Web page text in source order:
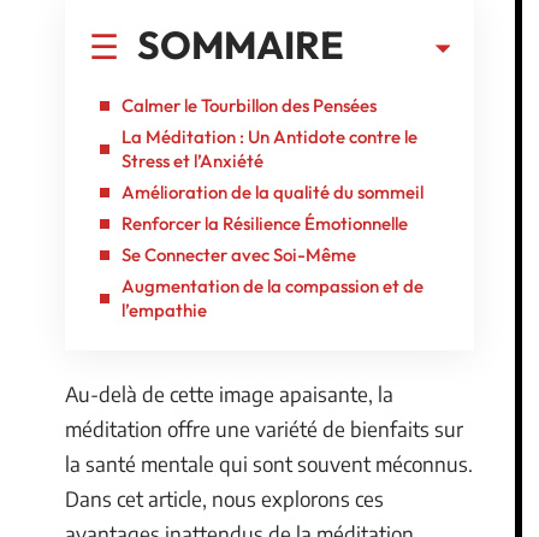
SOMMAIRE
Calmer le Tourbillon des Pensées
La Méditation : Un Antidote contre le
Stress et l’Anxiété
Amélioration de la qualité du sommeil
Renforcer la Résilience Émotionnelle
Se Connecter avec Soi-Même
Augmentation de la compassion et de
l’empathie
Au-delà de cette image apaisante, la
méditation offre une variété de bienfaits sur
la santé mentale qui sont souvent méconnus.
Dans cet article, nous explorons ces